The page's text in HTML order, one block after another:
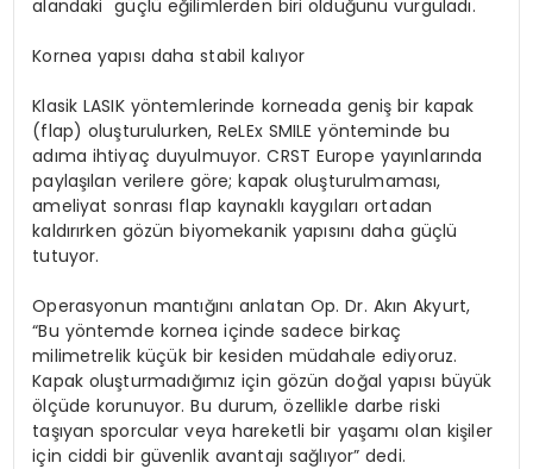
alandaki güçlü eğilimlerden biri olduğunu vurguladı.
Kornea yapısı daha stabil kalıyor
Klasik LASIK yöntemlerinde korneada geniş bir kapak
(flap) oluşturulurken, ReLEx SMILE yönteminde bu
adıma ihtiyaç duyulmuyor. CRST Europe yayınlarında
paylaşılan verilere göre; kapak oluşturulmaması,
ameliyat sonrası flap kaynaklı kaygıları ortadan
kaldırırken gözün biyomekanik yapısını daha güçlü
tutuyor.
Operasyonun mantığını anlatan Op. Dr. Akın Akyurt,
“Bu yöntemde kornea içinde sadece birkaç
milimetrelik küçük bir kesiden müdahale ediyoruz.
Kapak oluşturmadığımız için gözün doğal yapısı büyük
ölçüde korunuyor. Bu durum, özellikle darbe riski
taşıyan sporcular veya hareketli bir yaşamı olan kişiler
için ciddi bir güvenlik avantajı sağlıyor” dedi.